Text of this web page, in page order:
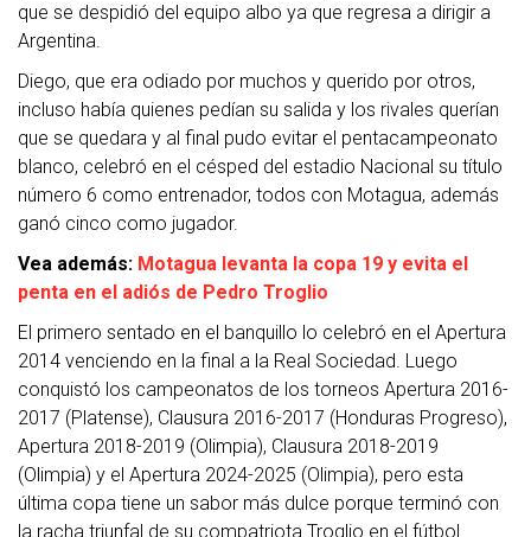
que se despidió del equipo albo ya que regresa a dirigir a
Argentina.
Diego, que era odiado por muchos y querido por otros,
incluso había quienes pedían su salida y los rivales querían
que se quedara y al final pudo evitar el pentacampeonato
blanco, celebró en el césped del estadio Nacional su título
número 6 como entrenador, todos con Motagua, además
ganó cinco como jugador.
Vea además: Motagua levanta la copa 19 y evita el
penta en el adiós de Pedro Troglio
El primero sentado en el banquillo lo celebró en el Apertura
2014 venciendo en la final a la Real Sociedad. Luego
conquistó los campeonatos de los torneos Apertura 2016-
2017 (Platense), Clausura 2016-2017 (Honduras Progreso),
Apertura 2018-2019 (Olimpia), Clausura 2018-2019
(Olimpia) y el Apertura 2024-2025 (Olimpia), pero esta
última copa tiene un sabor más dulce porque terminó con
la racha triunfal de su compatriota Troglio en el fútbol